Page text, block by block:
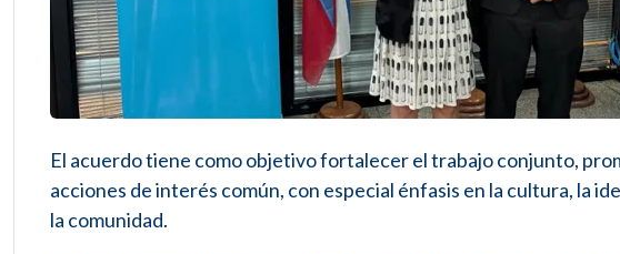
El acuerdo tiene como objetivo fortalecer el trabajo conjunto,
acciones de interés común, con especial énfasis en la cultura, la
la comunidad.